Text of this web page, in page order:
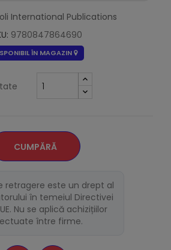
International Publications
9780847864690
ÎN MAGAZIN
CUMPĂRĂ
retragere este un drept al
în temeiul Directivei
Nu se aplică achizițiilor
între firme.